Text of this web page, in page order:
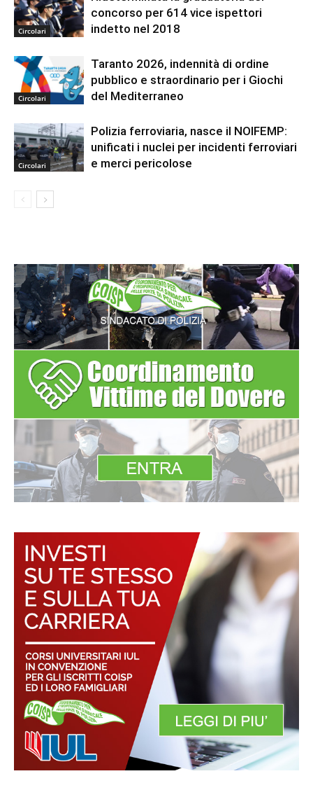
Circolari
concorso per 614 vice ispettori
indetto nel 2018
Circolari
Taranto 2026, indennità di ordine
pubblico e straordinario per i Giochi
del Mediterraneo
Circolari
Polizia ferroviaria, nasce il NOIFEMP:
unificati i nuclei per incidenti ferroviari
e merci pericolose